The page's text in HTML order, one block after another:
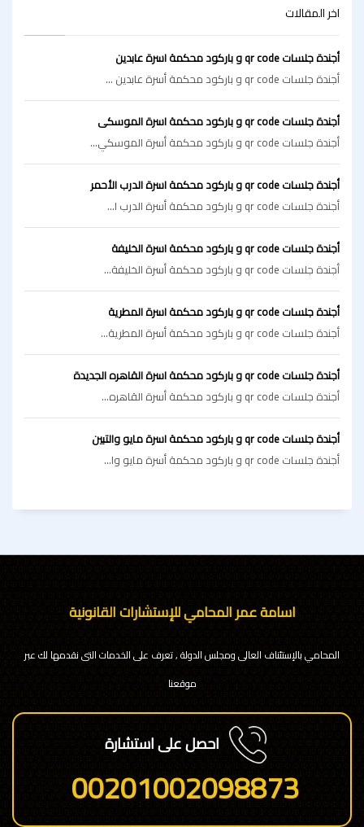
اخر المقالات
أجندة جلسات qr code و باركود محكمة اسرة عابدين
أجندة جلسات qr code و باركود محكمة أسرة عابدين ...
أجندة جلسات qr code و باركود محكمة اسرة الموسكى
أجندة جلسات qr code و باركود محكمة أسرة الموسكي...
أجندة جلسات qr code و باركود محكمة اسرة الدرب الأحمر
أجندة جلسات qr code و باركود محكمة أسرة الدرب ا...
أجندة جلسات qr code و باركود محكمة اسرة الخليفة
أجندة جلسات qr code و باركود محكمة أسرة الخليفة...
أجندة جلسات qr code و باركود محكمة اسرة المطرية
أجندة جلسات qr code و باركود محكمة أسرة المطرية...
أجندة جلسات qr code و باركود محكمة اسرة القاهره الجديدة
أجندة جلسات qr code و باركود محكمة أسرة القاهره...
أجندة جلسات qr code و باركود محكمة اسرة مايو والتبين
أجندة جلسات qr code و باركود محكمة أسرة مايو وا...
اسامة عمر المحامي للإستشارات القانونية
المحامي بالإستئناف العالى ومجلس الدولة , تعرف على الخدمات التى نقدمها لك عبر
موقعنا
احصل على استشارة
00201002098873